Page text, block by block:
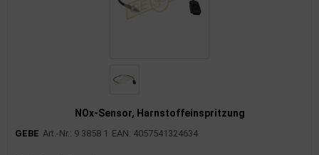
NOx-Sensor, Harnstoffeinspritzung
GEBE Art.-Nr.: 9 3858 1 EAN: 4057541324634